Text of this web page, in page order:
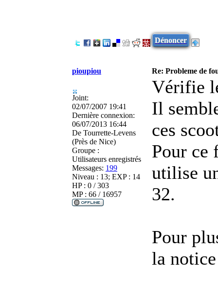
Dénoncer
pioupiou Re: Probleme de
Joint:
02/07/2007 19:41
Dernière connexion:
06/07/2013 16:44
De Tourrette-Levens
(Près de Nice)
Groupe :
Utilisateurs enregistrés
Messages: 199
Niveau : 13; EXP : 14
HP : 0 / 303
MP : 66 / 16957
Vérifie
Il
ces
Pour ce
utilise
32.
Pour
la